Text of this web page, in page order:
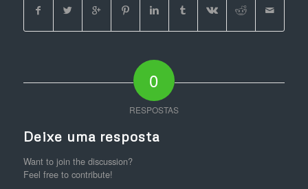
0
RESPOSTAS
Deixe uma resposta
Want to join the discussion?
Feel free to contribute!